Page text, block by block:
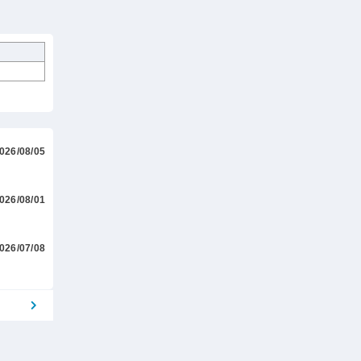
08/05
08/01
07/08